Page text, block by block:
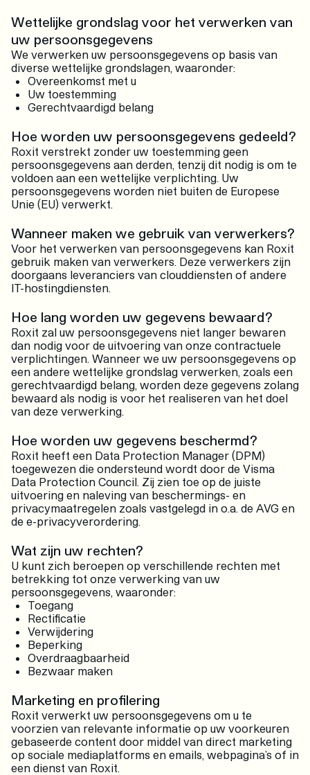
Wettelijke grondslag voor het verwerken van
uw persoonsgegevens
We verwerken uw persoonsgegevens op basis van
diverse wettelijke grondslagen, waaronder:
Overeenkomst met u
Uw toestemming
Gerechtvaardigd belang
Hoe worden uw persoonsgegevens gedeeld?
Roxit verstrekt zonder uw toestemming geen
persoonsgegevens aan derden, tenzij dit nodig is om te
voldoen aan een wettelijke verplichting. Uw
persoonsgegevens worden niet buiten de Europese
Unie (EU) verwerkt.
Wanneer maken we gebruik van verwerkers?
Voor het verwerken van persoonsgegevens kan Roxit
gebruik maken van verwerkers. Deze verwerkers zijn
doorgaans leveranciers van clouddiensten of andere
IT-hostingdiensten.
Hoe lang worden uw gegevens bewaard?
Roxit zal uw persoonsgegevens niet langer bewaren
dan nodig voor de uitvoering van onze contractuele
verplichtingen. Wanneer we uw persoonsgegevens op
een andere wettelijke grondslag verwerken, zoals een
gerechtvaardigd belang, worden deze gegevens zolang
bewaard als nodig is voor het realiseren van het doel
van deze verwerking.
Hoe worden uw gegevens beschermd?
Roxit heeft een Data Protection Manager (DPM)
toegewezen die ondersteund wordt door de Visma
Data Protection Council. Zij zien toe op de juiste
uitvoering en naleving van beschermings- en
privacymaatregelen zoals vastgelegd in o.a. de AVG en
de e-privacyverordering.
Wat zijn uw rechten?
U kunt zich beroepen op verschillende rechten met
betrekking tot onze verwerking van uw
persoonsgegevens, waaronder:
Toegang
Rectificatie
Verwijdering
Beperking
Overdraagbaarheid
Bezwaar maken
Marketing en profilering
Roxit verwerkt uw persoonsgegevens om u te
voorzien van relevante informatie op uw voorkeuren
gebaseerde content door middel van direct marketing
op sociale mediaplatforms en emails, webpagina’s of in
een dienst van Roxit.